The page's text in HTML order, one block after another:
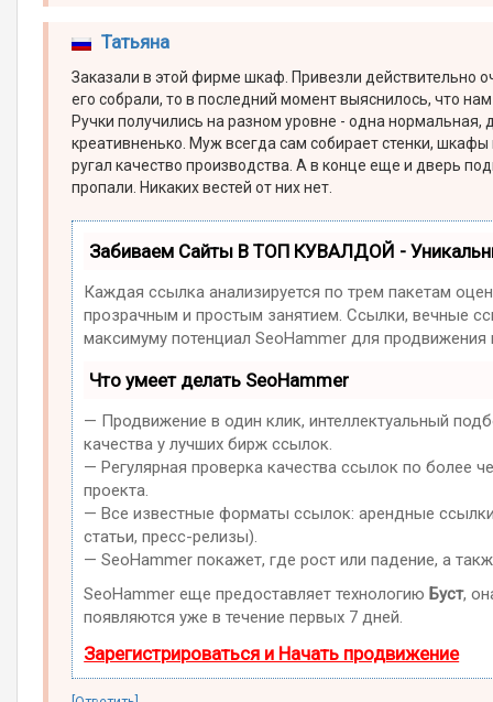
Татьяна
Заказали в этой фирме шкаф. Привезли действительно
его собрали, то в последний момент выяснилось, что
Ручки получились на разном уровне - одна
креативненько. Муж всегда сам собирает стенки,
ругал качество производства. А в конце еще и дверь
пропали. Никаких вестей от них нет.
Забиваем Сайты В ТОП КУВАЛДОЙ -
Каждая ссылка анализируется по трем пакетам
прозрачным и простым занятием. Ссылки, вечные
максимуму потенциал SeoHammer для продвижения
Что умеет делать SeoHammer
— Продвижение в один клик, интеллектуальный
качества у лучших бирж ссылок.
— Регулярная проверка качества ссылок по более
проекта.
— Все известные форматы ссылок: арендные
статьи, пресс-релизы).
— SeoHammer покажет, где рост или падение, а
SeoHammer еще предоставляет технологиюБуст,
появляются уже в течение первых 7 дней.
Зарегистрироваться и Начать продвижение